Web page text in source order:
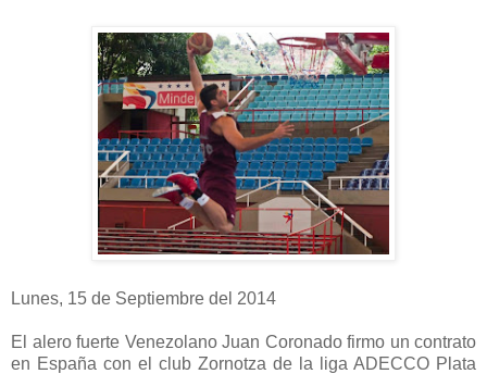
Lunes, 15 de Septiembre del 2014
El alero fuerte Venezolano Juan Coronado firmo un contrato
en España con el club Zornotza de la liga ADECCO Plata